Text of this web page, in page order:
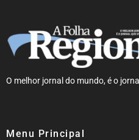
O melhor jornal do mundo, é o
Menu Principal